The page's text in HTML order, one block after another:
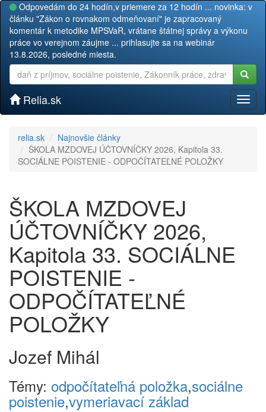
Odpovedám do 24 hodín,v priemere za 12 hodín ... novinka: v
článku "Zákon o rovnakom odmeňovaní" je zapracovaný
komentár k metodike MPSVaR, vrátane štátnej správy a výkonu
práce vo verejnom záujme ... prihlasujte sa na webinár
13.8.2026, posledné miesta.
Relia.sk
relia.sk
Najnovšie články
ŠKOLA MZDOVEJ ÚČTOVNÍČKY 2026, Kapitola 33.
SOCIÁLNE POISTENIE - ODPOČÍTATEĽNÉ POLOŽKY
ŠKOLA MZDOVEJ
ÚČTOVNÍČKY 2026,
Kapitola 33. SOCIÁLNE
POISTENIE -
ODPOČÍTATEĽNÉ
POLOŽKY
Jozef Mihál
Témy: odpočítateľná položka,sociálne
poistenie,vymeriavací základ